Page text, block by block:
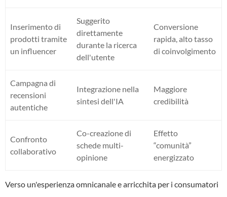
Inserimento di
prodotti tramite
un influencer
Suggerito
direttamente
durante la ricerca
dell'utente
Conversione
rapida, alto tasso
di coinvolgimento
Campagna di
recensioni
autentiche
Integrazione nella
sintesi dell'IA
Maggiore
credibilità
Confronto
collaborativo
Co-creazione di
schede multi-
opinione
Effetto
“comunità”
energizzato
Verso un'esperienza omnicanale e arricchita per i consumatori